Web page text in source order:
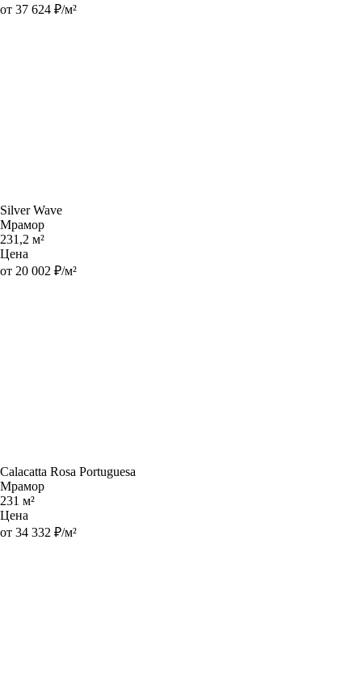
от 37 624 ₽/м²
Silver Wave
Мрамор
231,2 м²
Цена
от 20 002 ₽/м²
Calacatta Rosa Portuguesa
Мрамор
231 м²
Цена
от 34 332 ₽/м²